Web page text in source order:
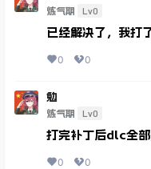
炼气期 Lv0
已经解决了，我打
0 0
勉
炼气期 Lv0
打完补丁后dlc全部
0 0